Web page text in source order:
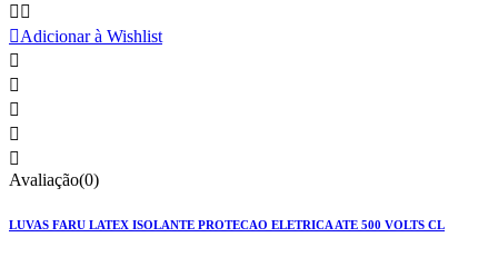
 
Adicionar à Wishlist





Avaliação(0)
LUVAS FARU LATEX ISOLANTE PROTECAO ELETRICA ATE 500 VOLTS CL